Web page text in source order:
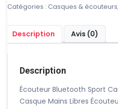
Ecouteurs
fil
Grip
500
Catégories : Casques & écouteurs,
Description Avis (0)
Description
Écouteur Bluetooth Sport
Casque Mains Libres